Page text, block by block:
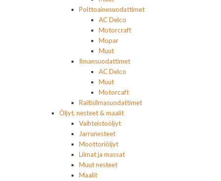
Polttoainesuodattimet
AC Delco
Motorcraft
Mopar
Muut
Ilmansuodattimet
AC Delco
Muut
Motorcaft
Raitisilmasuodattimet
Öljyt, nesteet & maalit
Vaihteistoöljyt
Jarrunesteet
Moottoriöljyt
Liimat ja massat
Muut nesteet
Maalit